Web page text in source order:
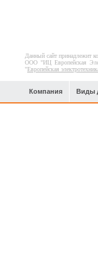
Данный сайт принадлежит
ООО "ИЦ Европейская
"Европейская
Компания Виды